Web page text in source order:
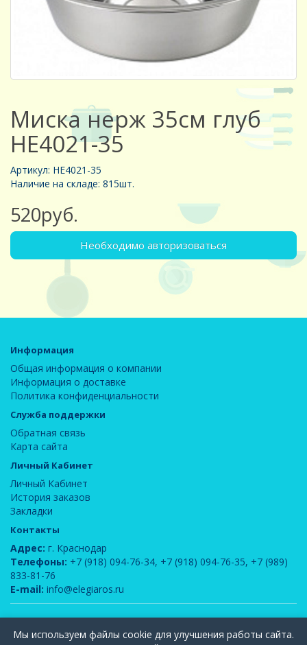
Миска нерж 35см глуб
HE4021-35
Артикул: HE4021-35
Наличие на складе: 815шт.
520руб.
Необходимо авторизоваться
Информация
Общая информация о компании
Информация о доставке
Политика конфиденциальности
Служба поддержки
Обратная связь
Карта сайта
Личный Кабинет
Личный Кабинет
История заказов
Закладки
Контакты
Адрес: г. Краснодар
Телефоны: +7 (918) 094-76-34, +7 (918) 094-76-35, +7 (989)
833-81-76
E-mail: info@elegiaros.ru
Вся информация, содержащаяся на данном сайте, является интеллектуальной
Мы используем файлы cookie для улучшения работы сайта.